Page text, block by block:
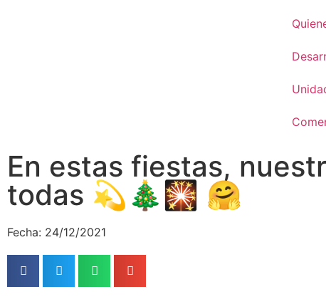
En estas fiestas,
todas 💫🎄🎇 🤗
Fecha: 24/12/2021